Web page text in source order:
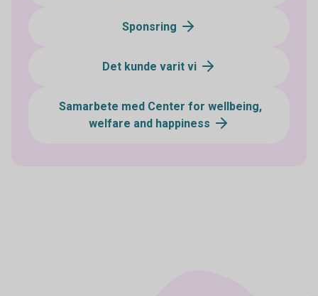
Sponsring
Det kunde varit vi
Samarbete med Center for wellbeing,
welfare and happiness